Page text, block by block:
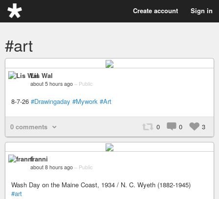
Create account Sign in
#art
Lis Wal
about 5 hours ago – Public
8-7-26 #Drawingaday #Mywork #Art
0 comments 0 0 3
franni
about 8 hours ago – Public
Wash Day on the Maine Coast, 1934 / N. C. Wyeth (1882-1945)
#art